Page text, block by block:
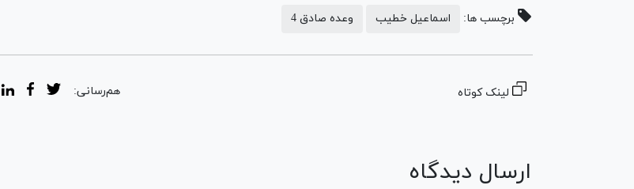
برچسب ها: اسماعیل خطیب وعده صادق 4
لینک کوتاه هم‌رسانی:
ارسال دیدگاه